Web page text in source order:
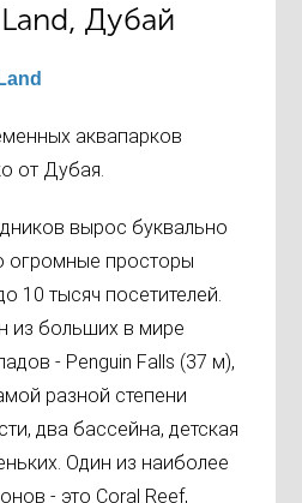
Дубай
аквапарков
от Дубая.
вырос буквально
огромные просторы
10 тысяч посетителей.
из больших в мире
- Penguin Falls (37 м),
разной степени
два бассейна, детская
Один из наиболее
- это Coral Reef,